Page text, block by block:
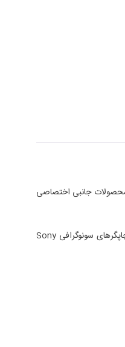
جانبی اختصاصی
این پرینتر با استفاده از فناوری چاپ حرارتی پیشرفته، تصاویر را بدون نیاز به جوهر و با سرعت بالا چاپ می‌کند، به‌ طوری‌ که هیچ تأخیری در روند تشخیص یا تهیه گزارش برای بیمار ایجاد نمی‌شود. چاپگرهای سونوگرافی Sony